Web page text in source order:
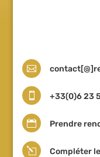

 +33(0)6 23
 Prendre
l Compléter